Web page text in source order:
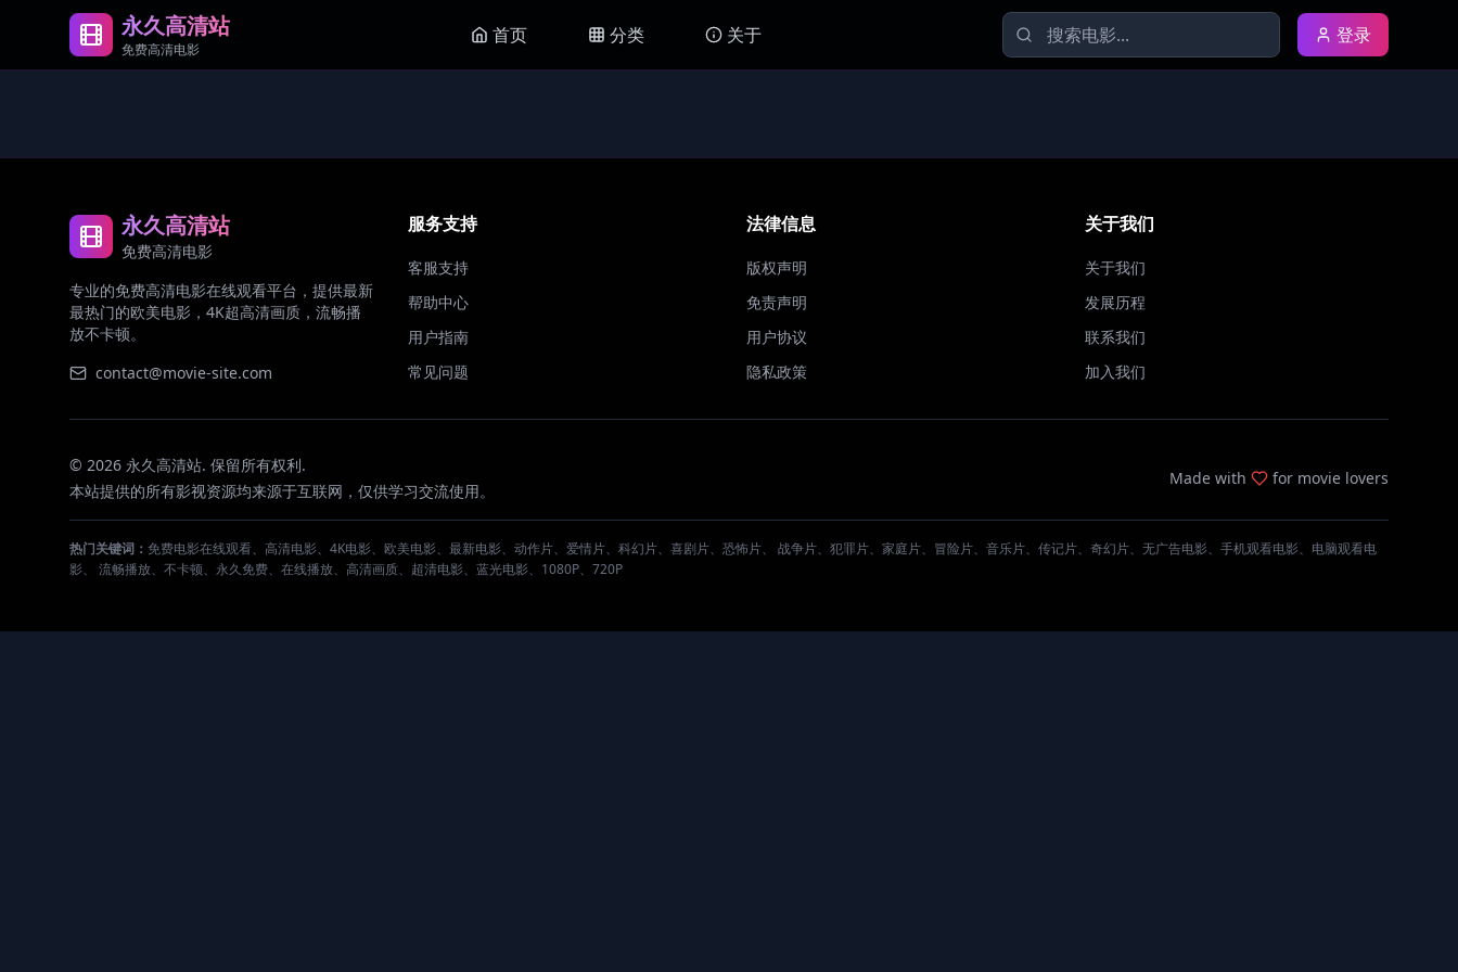
永久高清站
免费高清电影
首页 分类 关于 登录
永久高清站
免费高清电影
专业的免费高清电影在线观看平台，提供最新
最热门的欧美电影，4K超高清画质，流畅播
放不卡顿。
contact@movie-site.com
服务支持
客服支持
帮助中心
用户指南
常见问题
法律信息
版权声明
免责声明
用户协议
隐私政策
关于我们
关于我们
发展历程
联系我们
加入我们
© 2026 永久高清站. 保留所有权利.
本站提供的所有影视资源均来源于互联网，仅供学习交流使用。
Made with for movie lovers
热门关键词： 免费电影在线观看、高清电影、4K电影、欧美电影、最新电影、动作片、爱情片、科幻片、喜剧片、恐怖片、 战争片、犯罪片、家庭片、冒险片、音乐片、传记片、奇幻片、无广告电影、手机观看电影、电脑观看电
影、 流畅播放、不卡顿、永久免费、在线播放、高清画质、超清电影、蓝光电影、1080P、720P